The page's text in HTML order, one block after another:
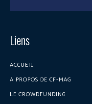
Liens
ACCUEIL
A PROPOS DE CF-MAG
LE CROWDFUNDING